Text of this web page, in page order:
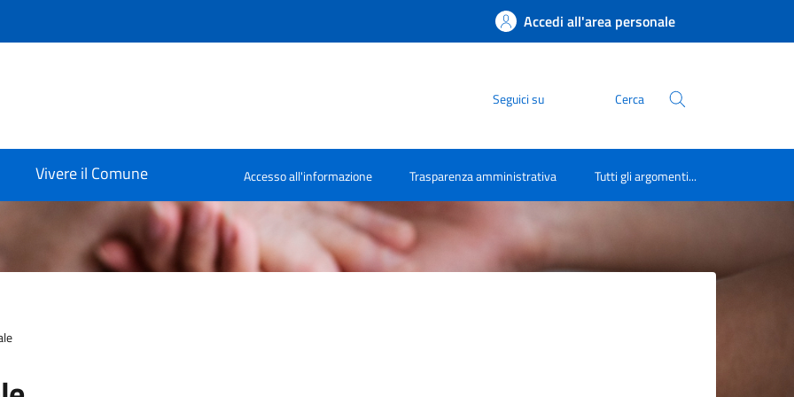
Accedi all'area personale
Seguici su Cerca
Vivere il Comune Accesso all'informazione Trasparenza amministrativa Tutti gli argomenti...